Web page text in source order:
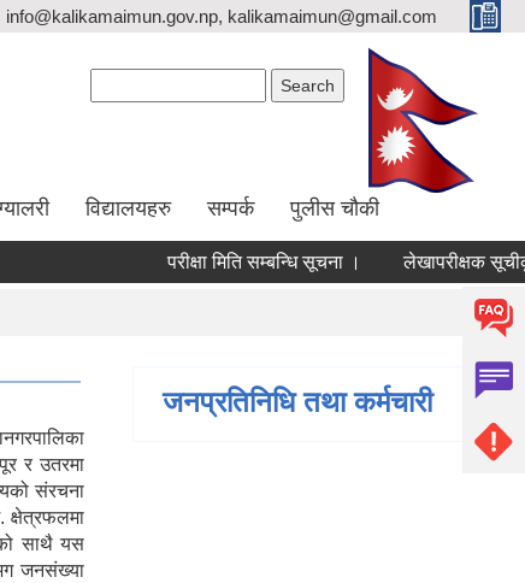
info@kalikamaimun.gov.np, kalikamaimun@gmail.com
विद्यालयहरु सम्पर्क पुलीस चौकी
परीक्षा मिति सम्बन्धि सूचना । लेखापरीक्षक सूचीकृत
र उतरमा
संरचना
क्षेत्रफलमा
साथै यस
जनसंख्या
जनप्रतिनिधि तथा कर्मचारी